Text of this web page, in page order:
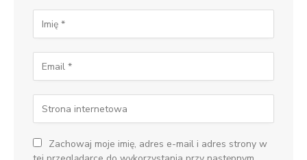
Zachowaj moje imię, adres e-mail i adres strony w